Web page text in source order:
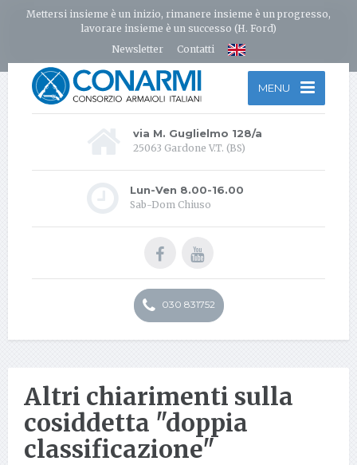
Mettersi insieme è un inizio, rimanere insieme è un progresso,
lavorare insieme è un successo (H. Ford)
Newsletter
Contatti
MENU
via M. Guglielmo 128/a
25063 Gardone V.T. (BS)
Lun-Ven 8.00-16.00
Sab-Dom Chiuso
030 831752
Altri chiarimenti sulla
cosiddetta "doppia
classificazione"